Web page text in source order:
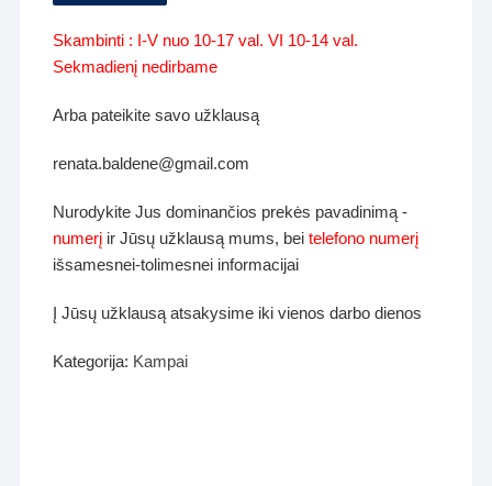
Skambinti : I-V nuo 10-17 val. VI 10-14 val.
Sekmadienį nedirbame
Arba pateikite savo užklausą
renata.baldene@gmail.com
Nurodykite Jus dominančios prekės pavadinimą -
numerį ir Jūsų užklausą mums, beitelefono numerį
išsamesnei-tolimesnei informacijai
Į Jūsų užklausą atsakysime iki vienos darbo dienos
Kategorija: Kampai